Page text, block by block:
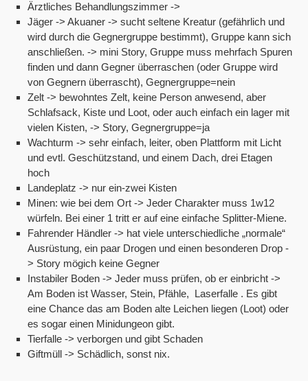
Ärztliches Behandlungszimmer ->
Jäger -> Akuaner -> sucht seltene Kreatur (gefährlich und
wird durch die Gegnergruppe bestimmt), Gruppe kann sich
anschließen. -> mini Story, Gruppe muss mehrfach Spuren
finden und dann Gegner überraschen (oder Gruppe wird
von Gegnern überrascht), Gegnergruppe=nein
Zelt -> bewohntes Zelt, keine Person anwesend, aber
Schlafsack, Kiste und Loot, oder auch einfach ein lager mit
vielen Kisten, -> Story, Gegnergruppe=ja
Wachturm -> sehr einfach, leiter, oben Plattform mit Licht
und evtl. Geschützstand, und einem Dach, drei Etagen
hoch
Landeplatz -> nur ein-zwei Kisten
Minen: wie bei dem Ort -> Jeder Charakter muss 1w12
würfeln. Bei einer 1 tritt er auf eine einfache Splitter-Miene.
Fahrender Händler -> hat viele unterschiedliche „normale“
Ausrüstung, ein paar Drogen und einen besonderen Drop -
> Story mögich keine Gegner
Instabiler Boden -> Jeder muss prüfen, ob er einbricht ->
Am Boden ist Wasser, Stein, Pfähle, Laserfalle . Es gibt
eine Chance das am Boden alte Leichen liegen (Loot) oder
es sogar einen Minidungeon gibt.
Tierfalle -> verborgen und gibt Schaden
Giftmüll -> Schädlich, sonst nix.